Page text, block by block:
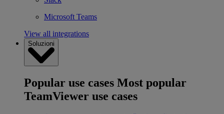
Microsoft Teams
View all integrations
Soluzioni
Popular use cases Most popular
TeamViewer use cases